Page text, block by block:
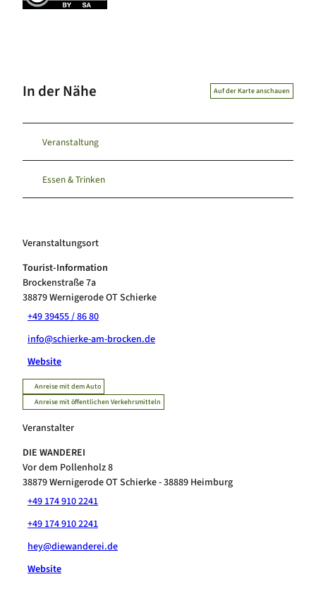
In der Nähe Auf der Karte anschauen
Veranstaltung
Essen & Trinken
Veranstaltungsort
Tourist-Information
Brockenstraße 7a
38879Wernigerode OT Schierke
+49 39455 / 86 80
info@schierke-am-brocken.de
Website
Anreise mit dem Auto
Anreise mit öffentlichen Verkehrsmitteln
Veranstalter
DIE WANDEREI
Vor dem Pollenholz 8
38879Wernigerode OT Schierke- 38889 Heimburg
+49 174 910 2241
+49 174 910 2241
hey@diewanderei.de
Website